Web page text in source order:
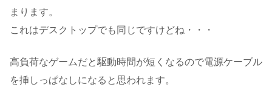
まります。
これはデスクトップでも同じですけどね・・・
高負荷なゲームだと駆動時間が短くなるので電源ケーブル
を挿しっぱなしになると思われます。